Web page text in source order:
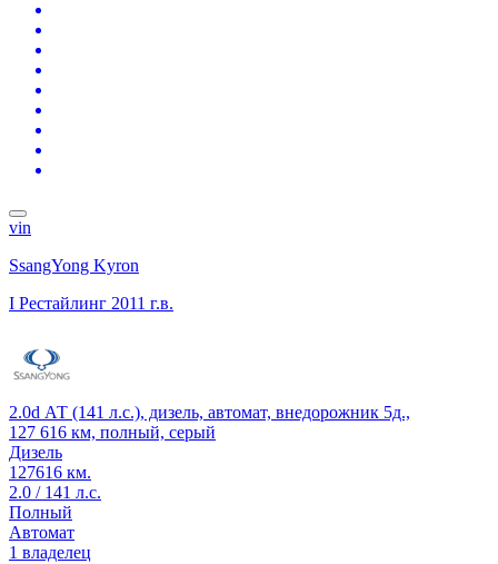
vin
SsangYong Kyron
I Рестайлинг 2011 г.в.
2.0d АТ (141 л.с.), дизель, автомат, внедорожник 5д.,
127 616 км, полный, серый
Дизель
127616 км.
2.0 / 141 л.с.
Полный
Автомат
1 владелец